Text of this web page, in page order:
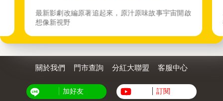
最新影劇改編原著追起來，原汁原味故事宇宙開啟
想像新視野
關於我們 門市查詢 分紅大聯盟 客服中心
加好友 訂閱